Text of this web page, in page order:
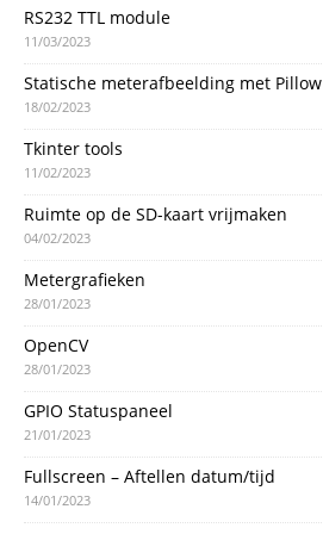
RS232 TTL module
11/03/2023
Statische meterafbeelding met Pillow
18/02/2023
Tkinter tools
11/02/2023
Ruimte op de SD-kaart vrijmaken
04/02/2023
Metergrafieken
28/01/2023
OpenCV
28/01/2023
GPIO Statuspaneel
21/01/2023
Fullscreen – Aftellen datum/tijd
14/01/2023